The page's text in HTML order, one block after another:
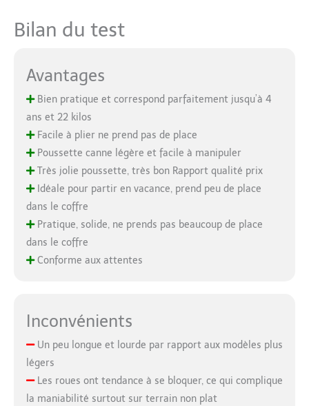
Bilan du test
Avantages
Bien pratique et correspond parfaitement jusqu’à 4
ans et 22 kilos
Facile à plier ne prend pas de place
Poussette canne légère et facile à manipuler
Très jolie poussette, très bon Rapport qualité prix
Idéale pour partir en vacance, prend peu de place
dans le coffre
Pratique, solide, ne prends pas beaucoup de place
dans le coffre
Conforme aux attentes
Inconvénients
Un peu longue et lourde par rapport aux modèles plus
légers
Les roues ont tendance à se bloquer, ce qui complique
la maniabilité surtout sur terrain non plat